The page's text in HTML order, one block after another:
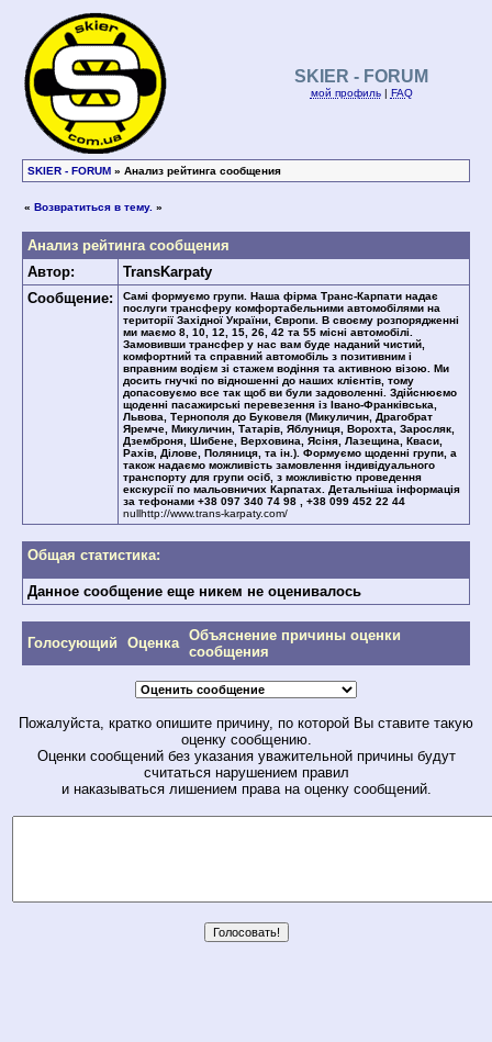
SKIER - FORUM
мой профиль| FAQ
SKIER - FORUM » Анализ рейтинга сообщения
« Возвратиться в тему. »
Анализ рейтинга сообщения
Автор:
TransKarpaty
Сообщение:
Самі формуємо групи. Наша фірма Транс-Карпати надає
послуги трансферу комфортабельними автомобілями на
території Західної України, Європи. В своєму розпорядженні
ми маємо 8, 10, 12, 15, 26, 42 та 55 місні автомобілі.
Замовивши трансфер у нас вам буде наданий чистий,
комфортний та справний автомобіль з позитивним і
вправним водієм зі стажем водіння та активною візою. Ми
досить гнучкі по відношенні до наших клієнтів, тому
допасовуємо все так щоб ви були задоволенні. Здійснюємо
щоденні пасажирські перевезення із Івано-Франківська,
Львова, Тернополя до Буковеля (Микуличин, Драгобрат
Яремче, Микуличин, Татарів, Яблуниця, Ворохта, Заросляк,
Дземброня, Шибене, Верховина, Ясіня, Лазещина, Кваси,
Рахів, Ділове, Поляниця, та ін.). Формуємо щоденні групи, а
також надаємо можливість замовлення індивідуального
транспорту для групи осіб, з можливістю проведення
екскурсії по мальовничих Карпатах. Детальніша інформація
за тефонами +38 097 340 74 98 , +38 099 452 22 44
nullhttp://www.trans-karpaty.com/
Общая статистика:
Данное сообщение еще никем не оценивалось
Голосующий Оценка Объяснение причины оценки
сообщения
Пожалуйста, кратко опишите причину, по которой Вы ставите такую
оценку сообщению.
Оценки сообщений без указания уважительной причины будут
считаться нарушением правил
и наказываться лишением права на оценку сообщений.